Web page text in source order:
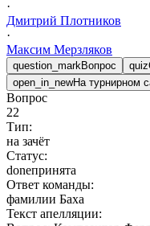
·
Дмитрий Плотников
·
Максим Мерзляков
question_mark Вопрос quiz
open_in_newНа турнирном
Вопрос
22
Тип:
на зачёт
Статус:
doneпринята
Ответ команды:
фамилии Баха
Текст апелляции: